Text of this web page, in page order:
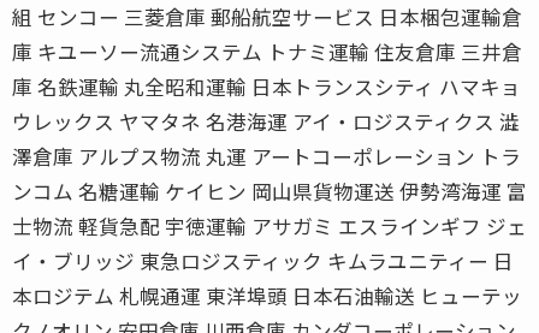
組 センコー 三菱倉庫 郵船航空サービス 日本梱包運輸倉
庫 キユーソー流通システム トナミ運輸 住友倉庫 三井倉
庫 名鉄運輸 丸全昭和運輸 日本トランスシティ ハマキョ
ウレックス ヤマタネ 名港海運 アイ・ロジスティクス 澁
澤倉庫 アルプス物流 丸運 アートコーポレーション トラ
ンコム 名糖運輸 ケイヒン 岡山県貨物運送 伊勢湾海運 富
士物流 軽貨急配 宇徳運輸 アサガミ エスラインギフ ジェ
イ・ブリッジ 東急ロジスティック キムラユニティー 日
本ロジテム 札幌通運 東洋埠頭 日本石油輸送 ヒューテッ